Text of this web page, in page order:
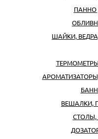
ПАННО
ШАЙКИ,
ВЕШАЛКИ,
СТОЛЫ,